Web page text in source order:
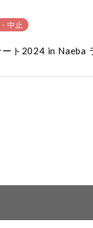
中止
ート2024 in Naeba